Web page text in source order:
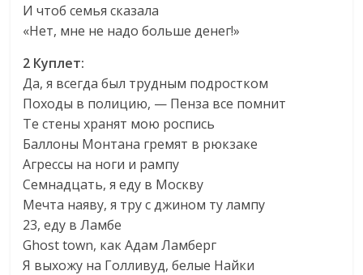
И чтоб семья сказала
«Нет, мне не надо больше денег!»
2 Куплет:
Да, я всегда был трудным подростком
Походы в полицию, — Пенза все помнит
Те стены хранят мою роспись
Баллоны Монтана гремят в рюкзаке
Агрессы на ноги и рампу
Семнадцать, я еду в Москву
Мечта наяву, я тру с джином ту лампу
23, еду в Ламбе
Ghost town, как Адам Ламберг
Я выхожу на Голливуд, белые Найки